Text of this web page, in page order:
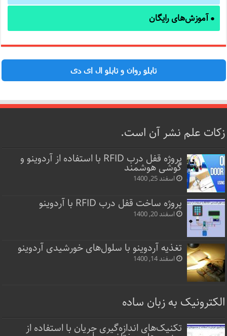
●آموزش‌های رایگان
تابلو روان و تابلو ال ای دی
زکات علم نشر آن است.
پروژه قفل‌ درب RFID با استفاده از آردوینو و
گوشی هوشمند
اسفند 25, 1400
پروژه ساخت قفل‌ درب RFID با آردوینو
اسفند 20, 1400
تغذیه آردوینو با سلول‌های خورشیدی آردوینو
اسفند 14, 1400
الکترونیک به زبان ساده
تکنیک‌های اندازه‌گیری جریان با استفاده از